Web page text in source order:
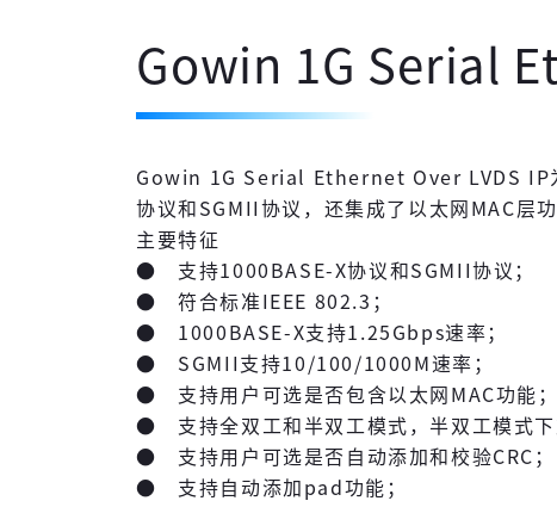
Gowin 1G Serial
Gowin 1G Serial Ethernet Over LVDS IP
协议和SGMII协议，还集成了以太网MAC层功
主要特征
● 支持1000BASE-X协议和SGMII协议；
● 符合标准IEEE 802.3；
● 1000BASE-X支持1.25Gbps速率；
● SGMII支持10/100/1000M速率；
● 支持用户可选是否包含以太网MAC功能；
● 支持全双工和半双工模式，半双工模式下
● 支持用户可选是否自动添加和校验CRC；
● 支持自动添加pad功能；